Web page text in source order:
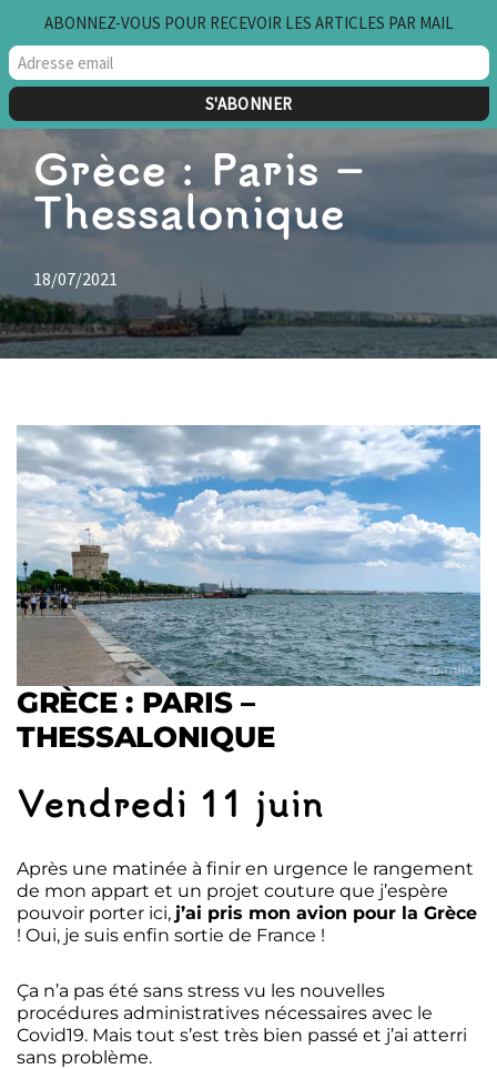
Aller
au
Grèce : Paris –
Thessalonique
18/07/2021
GRÈCE : PARIS –
THESSALONIQUE
Vendredi 11 juin
Après une matinée à finir en urgence le rangement
de mon appart et un projet couture que j’espère
pouvoir porter ici, j’ai pris mon avion pour la Grèce
! Oui, je suis enfin sortie de France !
Ça n’a pas été sans stress vu les nouvelles
procédures administratives nécessaires avec le
Covid19. Mais tout s’est très bien passé et j’ai atterri
sans problème.
ABONNEZ-VOUS POUR RECEVOIR LES ARTICLES PAR MAIL